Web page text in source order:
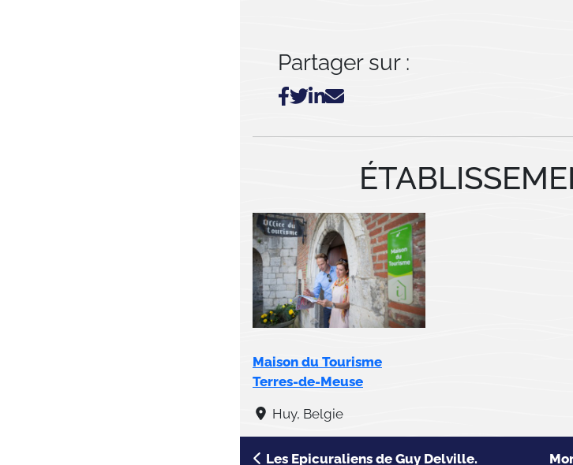
Partager sur :
Maison du Tourisme
Terres-de-Meuse
Huy, Belgie
Les Epicuraliens de Guy Delville.